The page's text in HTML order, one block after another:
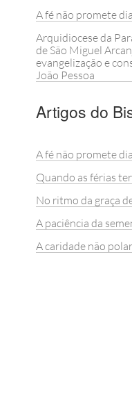
A fé não promete
Arquidiocese da
de São Miguel
evangelização e
João Pessoa
Artigos do
A fé não promete
Quando as férias
No ritmo da graça
A paciência da
A caridade não